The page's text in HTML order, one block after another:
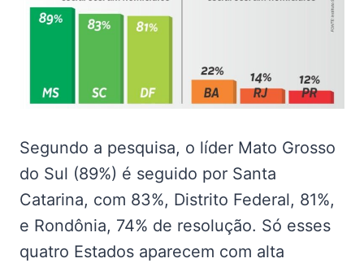
Segundo a pesquisa, o líder Mato Grosso
do Sul (89%) é seguido por Santa
Catarina, com 83%, Distrito Federal, 81%,
e Rondônia, 74% de resolução. Só esses
quatro Estados aparecem com alta